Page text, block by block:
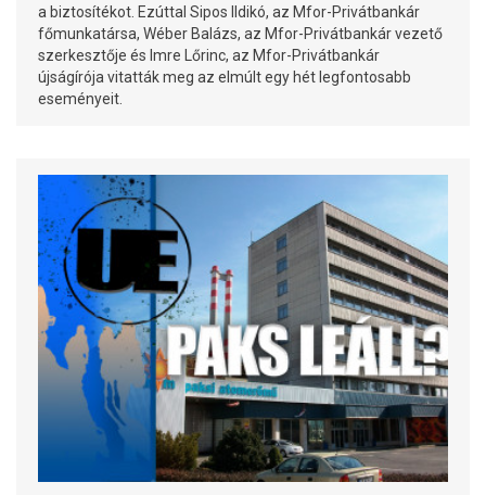
a biztosítékot. Ezúttal Sipos Ildikó, az Mfor-Privátbankár
főmunkatársa, Wéber Balázs, az Mfor-Privátbankár vezető
szerkesztője és Imre Lőrinc, az Mfor-Privátbankár
újságírója vitatták meg az elmúlt egy hét legfontosabb
eseményeit.